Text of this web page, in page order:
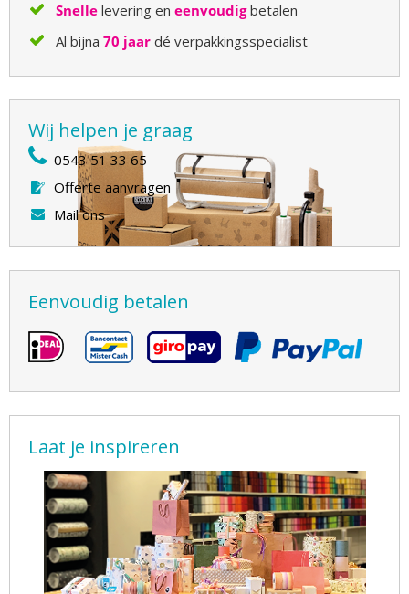
Snelle levering en eenvoudigbetalen
Al bijna 70 jaar dé verpakkingsspecialist
Wij helpen je graag
0543 51 33 65
Offerte aanvragen
Mail ons
Eenvoudig betalen
Laat je inspireren